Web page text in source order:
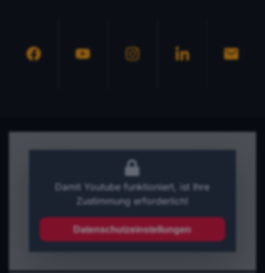
Damit Youtube funktioniert, ist Ihre
Zustimmung erforderlich!
Datenschutzeinstellungen